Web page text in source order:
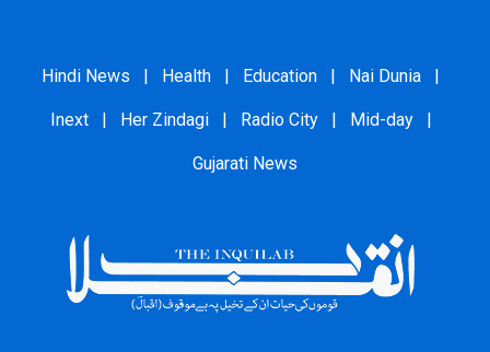
Hindi News Health Education Nai Dunia
Inext Her Zindagi Radio City Mid-day
Gujarati News